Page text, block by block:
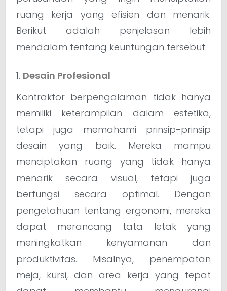
ruang kerja yang efisien dan menarik.
Berikut adalah penjelasan lebih
mendalam tentang keuntungan tersebut:
1. Desain Profesional
Kontraktor berpengalaman tidak hanya
memiliki keterampilan dalam estetika,
tetapi juga memahami prinsip-prinsip
desain yang baik. Mereka mampu
menciptakan ruang yang tidak hanya
menarik secara visual, tetapi juga
berfungsi secara optimal. Dengan
pengetahuan tentang ergonomi, mereka
dapat merancang tata letak yang
meningkatkan kenyamanan dan
produktivitas. Misalnya, penempatan
meja, kursi, dan area kerja yang tepat